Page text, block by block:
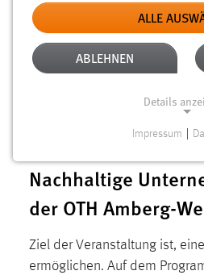
07.11.2014
Die
veranstalten am
gemeinsamen
ethische Aspekte
Veranstaltung
Nachhaltige
der OTH Amberg-
Ziel der Veranstaltung ist,
ermöglichen. Auf dem
ALLE
ABLEHNEN
Details
Notwendige Cookies
Funktionen und sind für die
Website erforderlich.
Einverständnis
Impressum